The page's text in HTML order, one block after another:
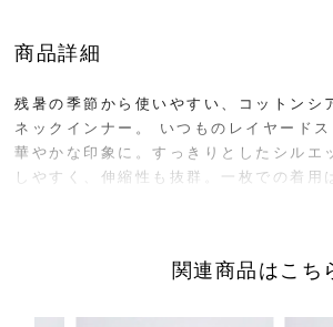
商品詳細
残暑の季節から使いやすい、コットンシ
ネックインナー。 いつものレイヤード
華やかな印象に。すっきりとしたシルエ
しやすく、伸縮性も抜群。一枚での着用
関連商品はこち